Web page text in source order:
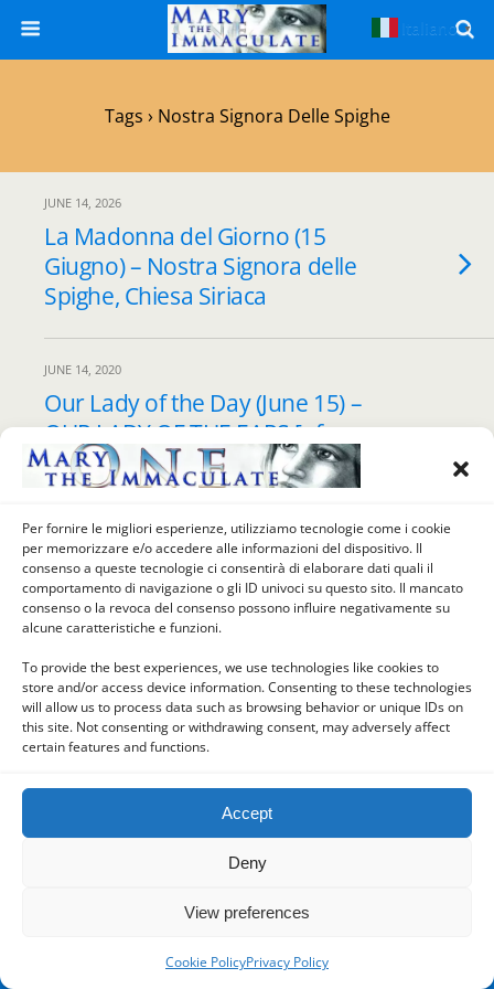
Per fornire le migliori esperienze, utilizziamo tecnologie come i cookie
per memorizzare e/o accedere alle informazioni del dispositivo. Il
consenso a queste tecnologie ci consentirà di elaborare dati quali il
comportamento di navigazione o gli ID univoci su questo sito. Il mancato
consenso o la revoca del consenso possono influire negativamente su
alcune caratteristiche e funzioni.
To provide the best experiences, we use technologies like cookies to
store and/or access device information. Consenting to these technologies
will allow us to process data such as browsing behavior or unique IDs on
this site. Not consenting or withdrawing consent, may adversely affect
certain features and functions.
Accept
Deny
View preferences
Cookie PolicyPrivacy Policy
Tags › Nostra Signora Delle Spighe
JUNE 14, 2026
La Madonna del Giorno (15
Giugno) – Nostra Signora delle
Spighe, Chiesa Siriaca
JUNE 14, 2020
Our Lady of the Day (June 15) –
OUR LADY OF THE EARS [of
wheat] (NOSTRA SIGNORA
DELLE SPIGHE), Syriac Church
Back to top
Italiano ▼